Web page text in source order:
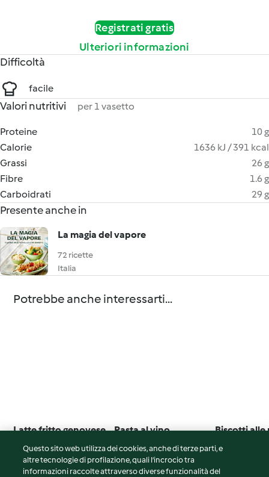
Registrati gratis
Ulteriori informazioni
Difficoltà
facile
Valori nutritivi per 1 vasetto
Proteine
10 g
Calorie
1636 kJ / 391 kcal
Grassi
26 g
Fibre
1.6 g
Carboidrati
29 g
Presente anche in
La magia del vapore
72 ricette
Italia
Potrebbe anche interessarti...
Latte fritto genovese
3.8 (6)
Pasta al vino
4.5 (2)
Biscotti alle
Questo sito web utilizza dei cookies, anche di terze parti, e
altre tecnologie di profilazione, quali l’incrocio tra
informazioni raccolte attraverso diverse funzionalità del